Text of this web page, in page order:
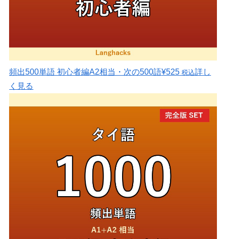
頻出500単語 初心者編A2相当・次の500語¥525 税込詳し
く見る